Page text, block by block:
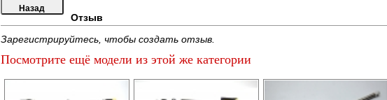
Отзыв
Зарегистрируйтесь, чтобы создать отзыв.
Посмотрите ещё модели из этой же категории